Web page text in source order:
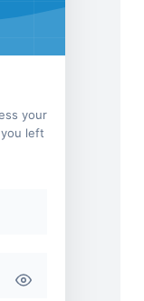
your
left